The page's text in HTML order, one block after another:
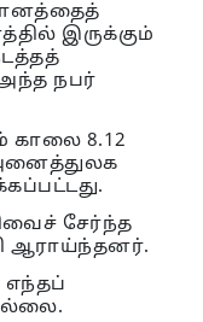
இருக்கும்
அந்த நபர்
8.12
சேர்ந்த
ஆராய்ந்தனர்.